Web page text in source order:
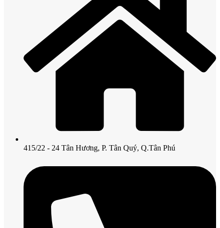
415/22 - 24 Tân Hương, P. Tân Quý, Q.Tân Phú